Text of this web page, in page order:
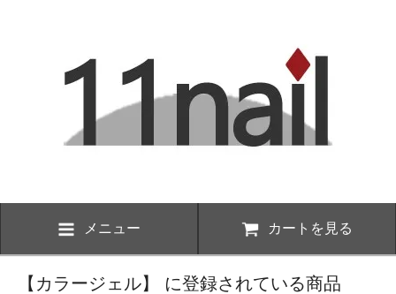
メニュー カートを見る
【カラージェル】 に登録されている商品